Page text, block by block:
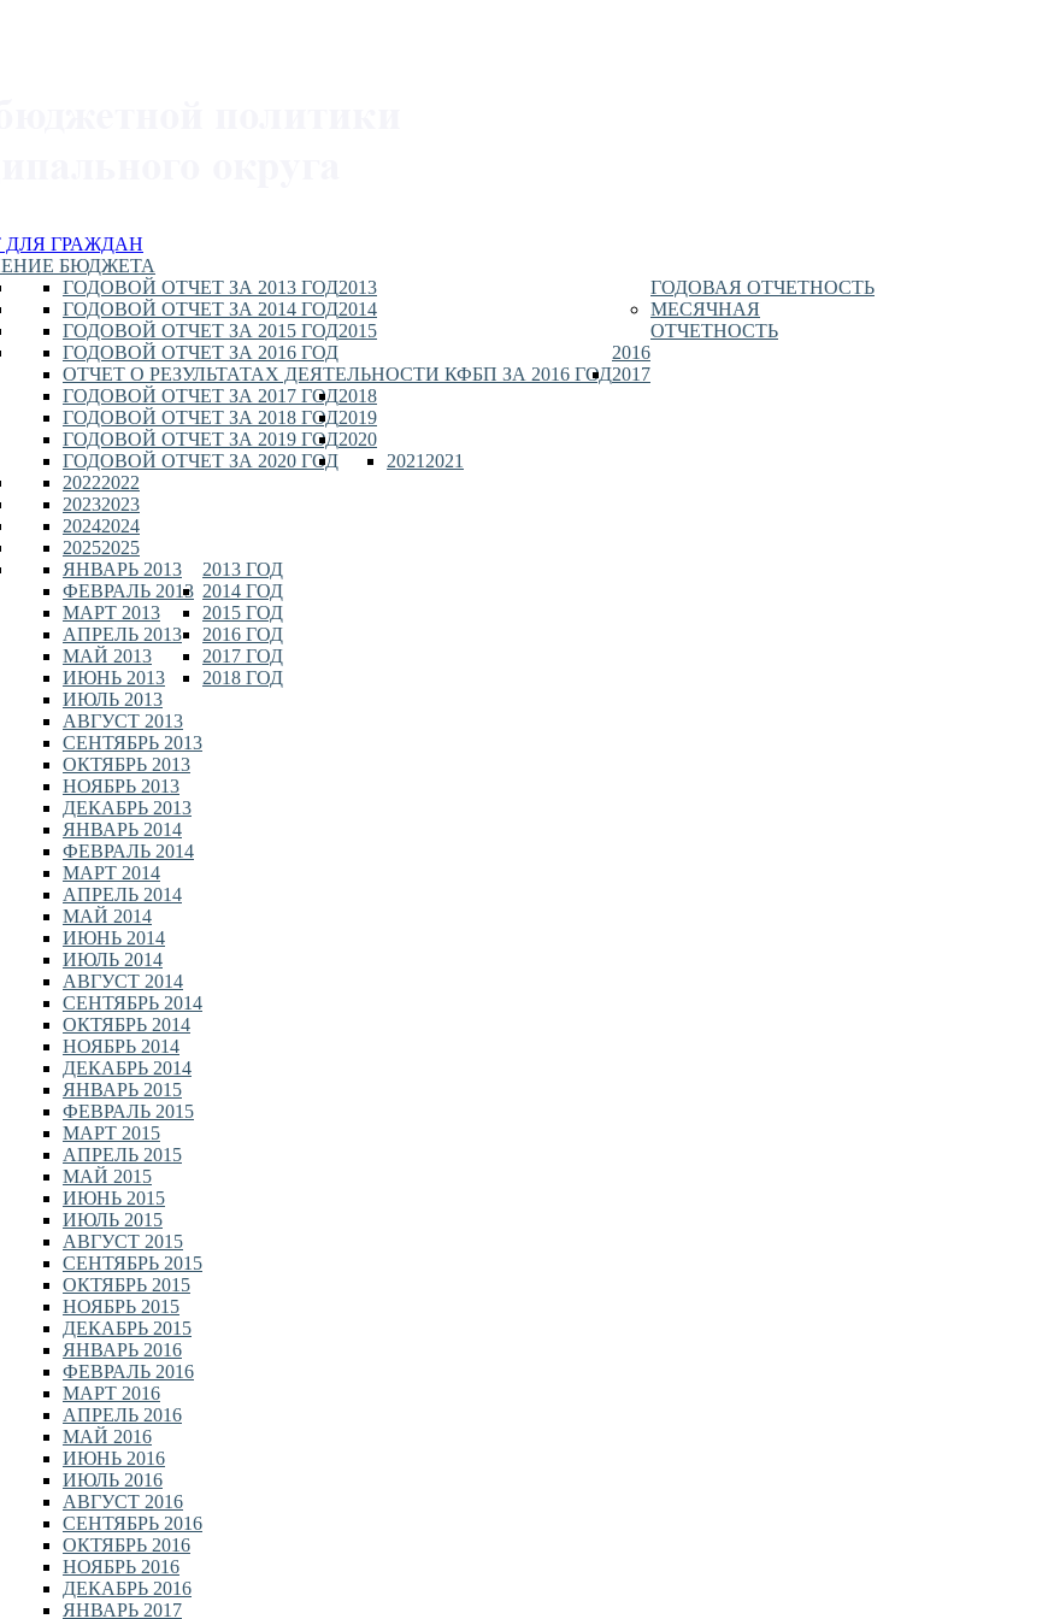
ГРАЖДАН
БЮДЖЕТА
ГОДОВАЯ ОТЧЕТНОСТЬ
2013
ГОДОВОЙ ОТЧЕТ ЗА 2013 ГОД
2014
ГОДОВОЙ ОТЧЕТ ЗА 2014 ГОД
2015
ГОДОВОЙ ОТЧЕТ ЗА 2015 ГОД
2016
ГОДОВОЙ ОТЧЕТ ЗА 2016 ГОД
ОТЧЕТ О РЕЗУЛЬТАТАХ ДЕЯТЕЛЬНОСТИ КФБП ЗА 2016 ГОД2017
ГОДОВОЙ ОТЧЕТ ЗА 2017 ГОД2018
ГОДОВОЙ ОТЧЕТ ЗА 2018 ГОД2019
ГОДОВОЙ ОТЧЕТ ЗА 2019 ГОД2020
ГОДОВОЙ ОТЧЕТ ЗА 2020 ГОД
2021
2021
2022
2022
2023
2023
2024
2024
2025
2025
МЕСЯЧНАЯ
ОТЧЕТНОСТЬ
2013 ГОД
ЯНВАРЬ 2013
ФЕВРАЛЬ 2013
МАРТ 2013
АПРЕЛЬ 2013
МАЙ 2013
ИЮНЬ 2013
ИЮЛЬ 2013
АВГУСТ 2013
СЕНТЯБРЬ 2013
ОКТЯБРЬ 2013
НОЯБРЬ 2013
ДЕКАБРЬ 2013
2014 ГОД
ЯНВАРЬ 2014
ФЕВРАЛЬ 2014
МАРТ 2014
АПРЕЛЬ 2014
МАЙ 2014
ИЮНЬ 2014
ИЮЛЬ 2014
АВГУСТ 2014
СЕНТЯБРЬ 2014
ОКТЯБРЬ 2014
НОЯБРЬ 2014
ДЕКАБРЬ 2014
2015 ГОД
ЯНВАРЬ 2015
ФЕВРАЛЬ 2015
МАРТ 2015
АПРЕЛЬ 2015
МАЙ 2015
ИЮНЬ 2015
ИЮЛЬ 2015
АВГУСТ 2015
СЕНТЯБРЬ 2015
ОКТЯБРЬ 2015
НОЯБРЬ 2015
ДЕКАБРЬ 2015
2016 ГОД
ЯНВАРЬ 2016
ФЕВРАЛЬ 2016
МАРТ 2016
АПРЕЛЬ 2016
МАЙ 2016
ИЮНЬ 2016
ИЮЛЬ 2016
АВГУСТ 2016
СЕНТЯБРЬ 2016
ОКТЯБРЬ 2016
НОЯБРЬ 2016
ДЕКАБРЬ 2016
2017 ГОД
ЯНВАРЬ 2017
2018 ГОД